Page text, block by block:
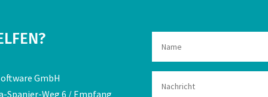
GmbH
Spanier-Weg 6 / Empfang